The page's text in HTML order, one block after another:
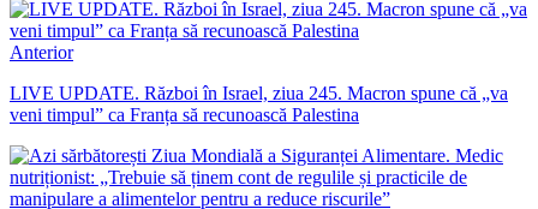
Anterior
LIVE UPDATE. Război în Israel, ziua 245. Macron spune că „va
veni timpul” ca Franța să recunoască Palestina